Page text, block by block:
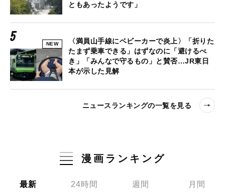
ともあったようです」
NEW
〈満員山手線にベビーカーで炎上〉「折りた
たまず乗車できる」はずなのに「避けるべ
き」「みんなで守るもの」と賛否…JR東日
本が示した見解
ニュースランキングの一覧を見る
漫画ランキング
最新 24時間 週間 月間